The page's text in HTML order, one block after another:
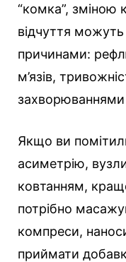
“комка”, зміною
відчуття можуть
причинами:
м’язів,
захворюваннями
Якщо ви
асиметрію,
ковтанням,
потрібно
компреси,
приймати